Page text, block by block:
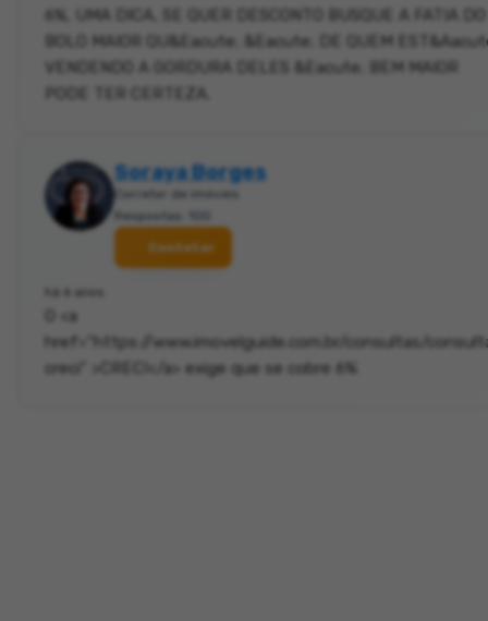
6%, UMA DICA, SE QUER DESCONTO BUSQUE A FATIA DO
BOLO MAIOR QU&Eacute; &Eacute; DE QUEM
VENDENDO A GORDURA DELES &Eacute; BEM MAIOR
Soraya Borges
Corretor de imóveis
Respostas: 100
Contatar
há 6 anos
O <a
href="https://www.imovelguide.com.br/consultas/
creci" >CRECI</a> exige que se cobre 6%